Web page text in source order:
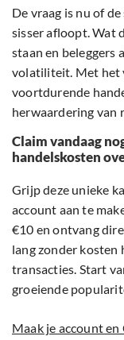
De vraag is nu of
sisser afloopt. Wat
staan en beleggers
volatiliteit. Met het
voortdurende
herwaardering van
Claim vandaag
handelskosten
Grijp deze unieke
account aan te
€10 en ontvang
lang zonder kosten
transacties. Start
groeiende
Maak je account